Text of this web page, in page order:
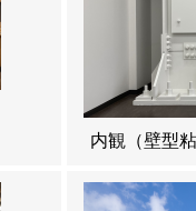
内観（壁型